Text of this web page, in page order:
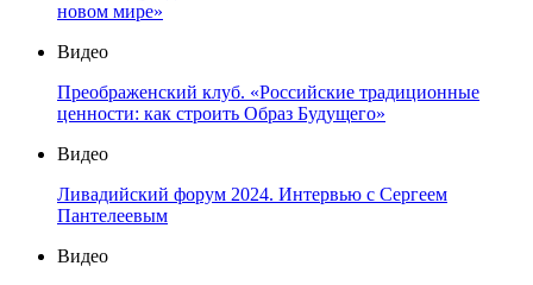
новом мире»
Видео
Преображенский клуб. «Российские традиционные
ценности: как строить Образ Будущего»
Видео
Ливадийский форум 2024. Интервью с Сергеем
Пантелеевым
Видео